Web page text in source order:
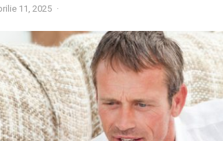
11, 2025 ·